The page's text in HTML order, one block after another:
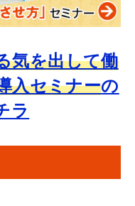
気を出して働
入セミナーの
ラ